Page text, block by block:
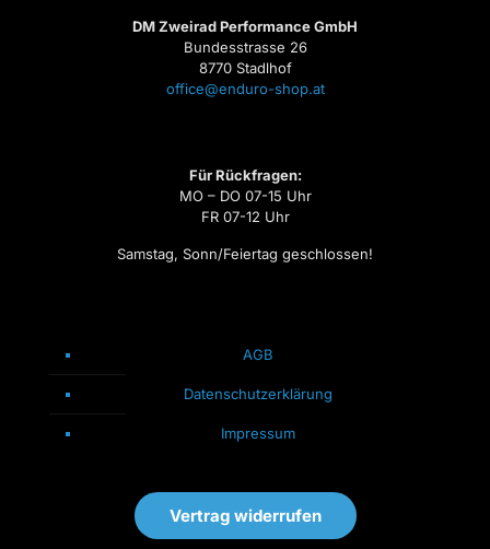
DM Zweirad Performance GmbH
Bundesstrasse 26
8770 Stadlhof
office@enduro-shop.at
Für Rückfragen:
MO – DO 07-15 Uhr
FR 07-12 Uhr
Samstag, Sonn/Feiertag geschlossen!
AGB
Datenschutzerklärung
Impressum
Vertrag widerrufen